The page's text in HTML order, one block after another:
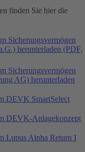
finden Sie hier die
Sicherungsvermögen
herunterladen (PDF,
Sicherungsvermögen
AG) herunterladen
DEVK SmartSelect
DEVK-Anlagekonzept
Lupus Alpha Return I